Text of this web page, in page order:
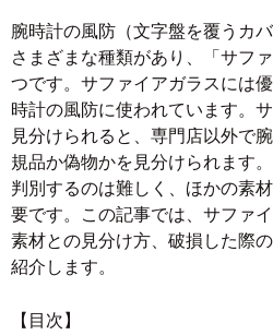
腕時計の風防（文字盤を覆うカ
さまざまな種類があり、「サフ
つです。サファイアガラスには
時計の風防に使われています。
見分けられると、専門店以外で
規品か偽物かを見分けられます
判別するのは難しく、ほかの素
要です。この記事では、サファ
素材との見分け方、破損した際
紹介します。
【目次】